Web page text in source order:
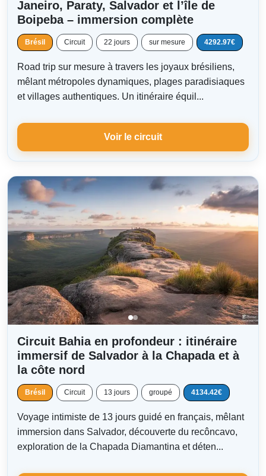
Janeiro, Paraty, Salvador et l’île de
Boipeba – immersion complète
Brésil Circuit 22 jours sur mesure 4292.97€
Road trip sur mesure à travers les joyaux brésiliens,
mêlant métropoles dynamiques, plages paradisiaques
et villages authentiques. Un itinéraire équil...
Voir le circuit
Circuit Bahia en profondeur : itinéraire
immersif de Salvador à la Chapada et à
la côte nord
Brésil Circuit 13 jours groupé 4134.42€
Voyage intimiste de 13 jours guidé en français, mêlant
immersion dans Salvador, découverte du recôncavo,
exploration de la Chapada Diamantina et déten...